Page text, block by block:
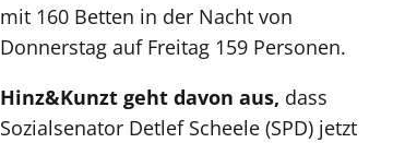
mit 160 Betten in der Nacht von
Donnerstag auf Freitag 159 Personen.
Hinz&Kunzt geht davon aus, dass
Sozialsenator Detlef Scheele (SPD) jetzt